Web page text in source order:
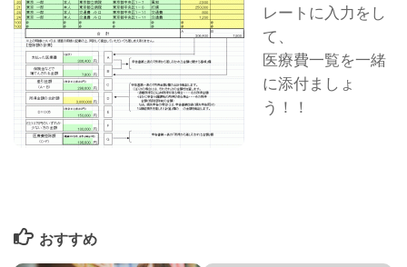
レートに入力をし
て、
医療費一覧を一緒
に添付ましょ
う！！
おすすめ